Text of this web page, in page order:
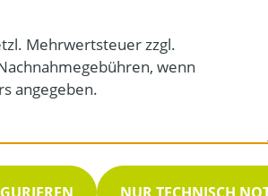
Mehrwertsteuer zzgl.
wenn
angegeben.